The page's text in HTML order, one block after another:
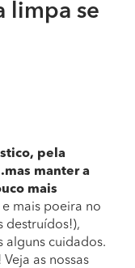
limpa se
pela
manter a
mais
e mais poeira no
destruídos!),
alguns cuidados.
as nossas